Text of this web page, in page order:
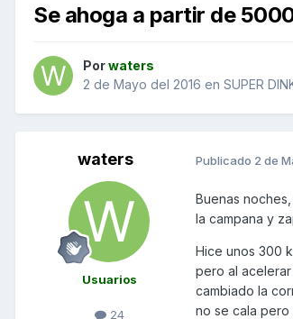
Se ahoga a partir de
Porwaters
2 de Mayo del 2016 en SUPER
waters
Usuarios
24
Publicado 2 de
Buenas
la campana y
Hice unos 300
pero al
cambiado la
no se cala pero